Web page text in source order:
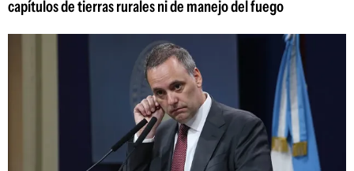
capítulos de tierras rurales ni de manejo del fuego